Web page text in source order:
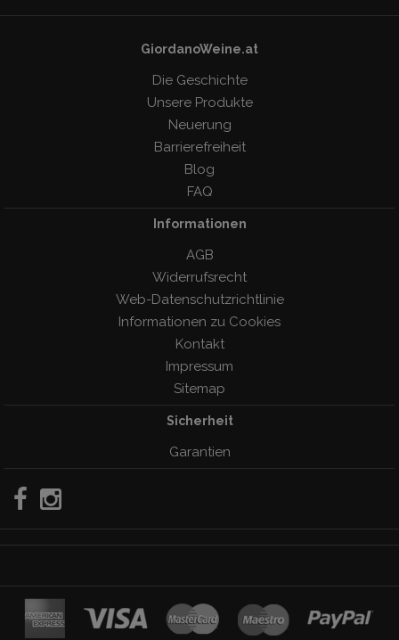
GiordanoWeine.at
Die Geschichte
Unsere Produkte
Neuerung
Barrierefreiheit
Blog
FAQ
Informationen
AGB
Widerrufsrecht
Web-Datenschutzrichtlinie
Informationen zu Cookies
Kontakt
Impressum
Sitemap
Sicherheit
Garantien